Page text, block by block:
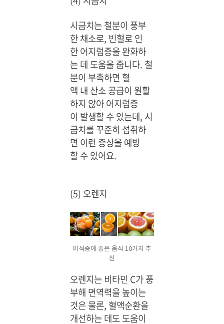
시금치는 철분이 풍부
한 채소로, 빈혈로 인
한 어지럼증을 완화하
는 데 도움을 줍니다. 철
분이 부족하면 혈
액 내 산소 공급이 원활
하지 않아 어지럼증
이 발생할 수 있는데, 시
금치를 꾸준히 섭취하
면 이런 증상을 예방
할 수 있어요.
(5) 오렌지
이석증에 좋은 음식 10가지 추
천
오렌지는 비타민 C가 풍
부해 면역력을 높이는
것은 물론, 혈액순환을
개선하는 데도 도움이